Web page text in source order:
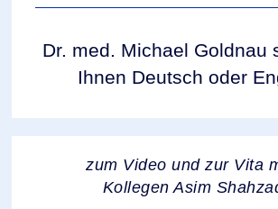
Dr. med. Michael Goldnau
Ihnen Deutsch oder
zum Video und zur Vita
Kollegen Asim